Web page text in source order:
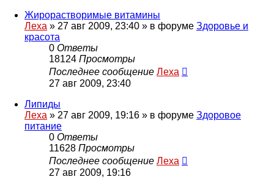
Жирорастворимые витамины
Леха » 27 авг 2009, 23:40 » в форуме Здоровье и
красота
0 Ответы
18124 Просмотры
Последнее сообщение Леха
27 авг 2009, 23:40
Липиды
Леха » 27 авг 2009, 19:16 » в форуме Здоровое
питание
0 Ответы
11628 Просмотры
Последнее сообщение Леха
27 авг 2009, 19:16